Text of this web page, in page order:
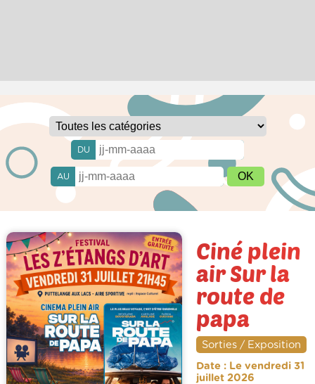
DU
AU
Ciné plein
air Sur la
route de
papa
Sorties / Exposition
Date : Le vendredi 31
juillet 2026